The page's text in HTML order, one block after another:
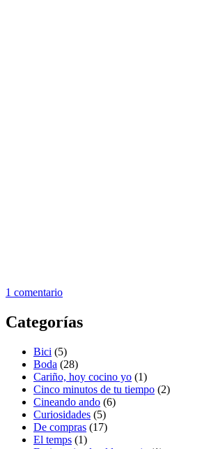
1 comentario
Categorías
Bici (5)
Boda (28)
Cariño, hoy cocino yo (1)
Cinco minutos de tu tiempo (2)
Cineando ando (6)
Curiosidades (5)
De compras (17)
El temps (1)